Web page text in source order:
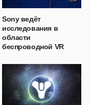
Sony ведёт
исследования в
области
беспроводной VR